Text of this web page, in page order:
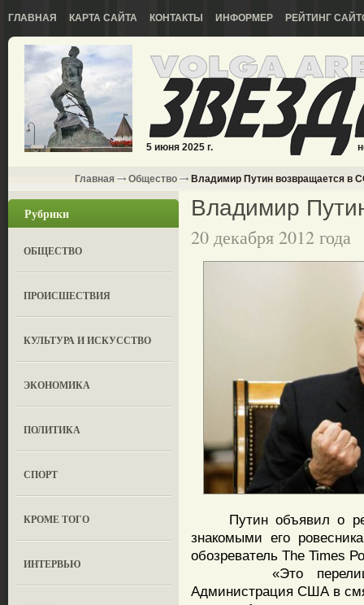
ГЛАВНАЯ КАРТА САЙТА КОНТАКТЫ ИНФОРМЕР РЕЙТИНГ
5 июня 2025 г.
Главная Общество Владимир Путин возвращается в
Рубрики
ОБЩЕСТВО
ПРОИСШЕСТВИЯ
КУЛЬТУРА И ИСКУССТВО
ЭКОНОМИКА
ПОЛИТИКА
СПОРТ
КРОМЕ ТОГО
ИНТЕРВЬЮ
Владимир
20 декабря 2012 года
Путин объявил о
знакомыми его
обозреватель The Times
«Это
Администрация США в